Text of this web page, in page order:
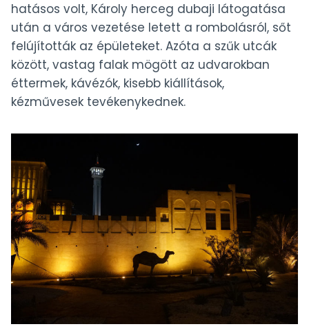
hatásos volt, Károly herceg dubaji látogatása
után a város vezetése letett a rombolásról, sőt
felújították az épületeket. Azóta a szűk utcák
között, vastag falak mögött az udvarokban
éttermek, kávézók, kisebb kiállítások,
kézművesek tevékenykednek.